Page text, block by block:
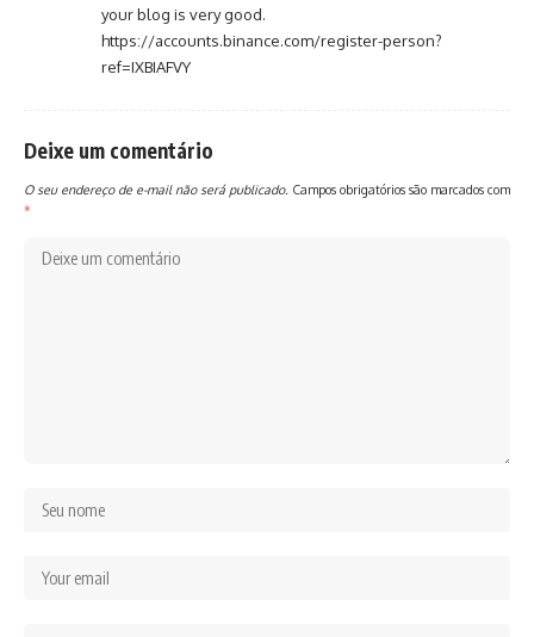
your blog is very good.
https://accounts.binance.com/register-person?
ref=IXBIAFVY
Deixe um comentário
O seu endereço de e-mail não será publicado. Campos obrigatórios são marcados com
*